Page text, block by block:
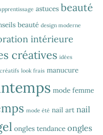
astuces beauté
beauté design moderne
intérieure
créatives idées
look frais manucure
mode femme
mode été nail art nail
ongles tendance ongles